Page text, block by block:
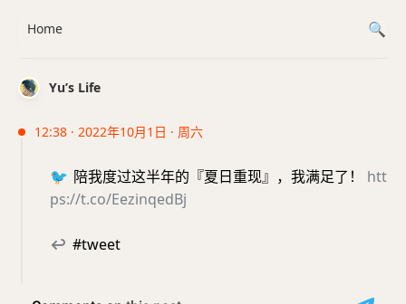
Yu’s Life
12:38 · 2022年10月1日 · 周六
🐦 陪我度过这半年的『夏日重现』，我满足了！ htt
ps://t.co/EezinqedBj
↩ #tweet
Home